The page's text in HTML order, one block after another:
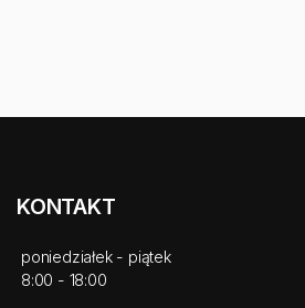
KONTAKT
poniedziałek - piątek
8:00 - 18:00